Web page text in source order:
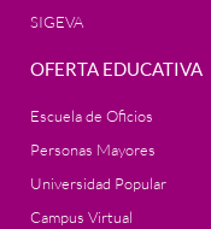
SIGEVA
OFERTA EDUCATIVA
Escuela de Oficios
Personas Mayores
Universidad Popular
Campus Virtual